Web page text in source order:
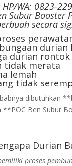
WA: 0823-
Subur
secara
durian
durian rontok
tidak merata
lemah
tidak
dibutuhkan
**POC Ben Subur
Durian
proses